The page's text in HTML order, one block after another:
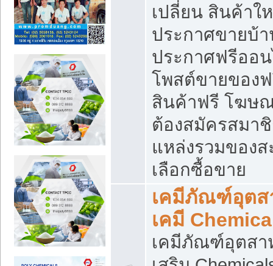
เปลี่ยน สินค้าใ
ประกาศขายบ้
ประกาศฟรีออ
โพสต์ขายของ
สินค้าฟรี โฆษ
ต้องสมัครสมา
แหล่งรวมของ
เลือกซื้อขาย
เคมีภัณฑ์อุตส
เคมี
เคมีภัณฑ์อุตสา